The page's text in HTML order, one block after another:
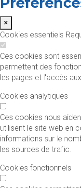
×
Cookies essentiels
Ces cookies sont
permettent des
les pages et l'accès
Cookies analytiques
Ces cookies nous
utilisent le site web en
informations sur le
les sources de trafic.
Cookies fonctionnels